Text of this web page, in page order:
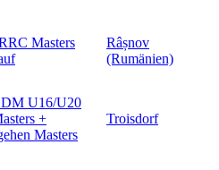
Masters
Râșnov
(Rumänien)
DM U16/U20
+
Masters
Troisdorf